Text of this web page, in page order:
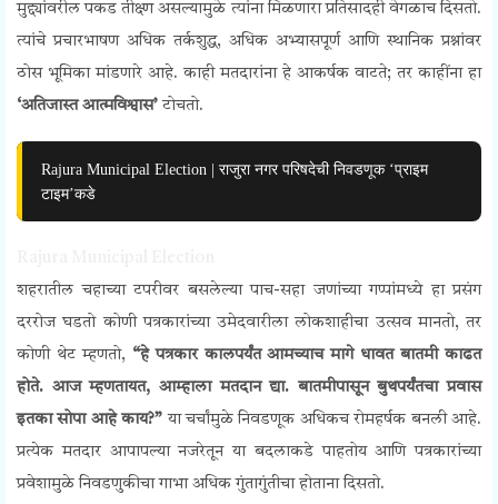
मुद्द्यांवरील पकड तीक्ष्ण असल्यामुळे त्यांना मिळणारा प्रतिसादही वेगळाच दिसतो.
त्यांचे प्रचारभाषण अधिक तर्कशुद्ध, अधिक अभ्यासपूर्ण आणि स्थानिक प्रश्नांवर
ठोस भूमिका मांडणारे आहे. काही मतदारांना हे आकर्षक वाटते; तर काहींना हा
‘अतिजास्त आत्मविश्वास’ टोचतो.
Rajura Municipal Election | राजुरा नगर परिषदेची निवडणूक ‘प्राइम
टाइम’कडे
शहरातील चहाच्या टपरीवर बसलेल्या पाच-सहा जणांच्या गप्पांमध्ये हा प्रसंग
दररोज घडतो कोणी पत्रकारांच्या उमेदवारीला लोकशाहीचा उत्सव मानतो, तर
कोणी थेट म्हणतो, “हे पत्रकार कालपर्यंत आमच्याच मागे धावत बातमी काढत
होते. आज म्हणतायत, आम्हाला मतदान द्या. बातमीपासून बुथपर्यंतचा प्रवास
इतका सोपा आहे काय?” या चर्चांमुळे निवडणूक अधिकच रोमहर्षक बनली आहे.
प्रत्येक मतदार आपापल्या नजरेतून या बदलाकडे पाहतोय आणि पत्रकारांच्या
प्रवेशामुळे निवडणुकीचा गाभा अधिक गुंतागुंतीचा होताना दिसतो.